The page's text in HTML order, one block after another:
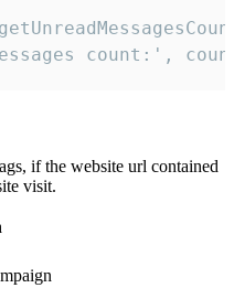
count:',
if the website url contained
visit.